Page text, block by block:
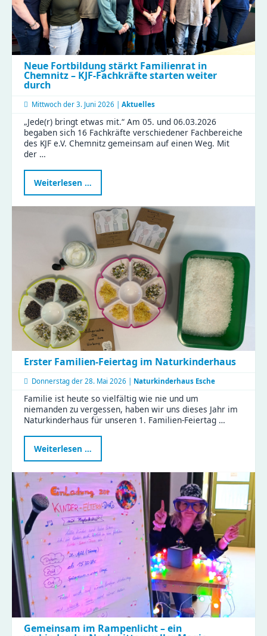
Neue Fortbildung stärkt Familienrat in
Chemnitz – KJF-Fachkräfte starten weiter
durch
Mittwoch der 3. Juni 2026 | Aktuelles
„Jede(r) bringt etwas mit.“ Am 05. und 06.03.2026
begaben sich 16 Fachkräfte verschiedener Fachbereiche
des KJF e.V. Chemnitz gemeinsam auf einen Weg. Mit
der …
Weiterlesen …
Fortbildung
stärkt
Familienrat
in
Chemnitz
–
KJF-
Fachkräfte
starten
weiter
durch
Erster Familien-Feiertag im Naturkinderhaus
Donnerstag der 28. Mai 2026 | Naturkinderhaus Esche
Familie ist heute so vielfältig wie nie und um
niemanden zu vergessen, haben wir uns dieses Jahr im
Naturkinderhaus für unseren 1. Familien-Feiertag …
Weiterlesen …
Familien-
Feiertag
Naturkinderhaus
Gemeinsam im Rampenlicht – ein